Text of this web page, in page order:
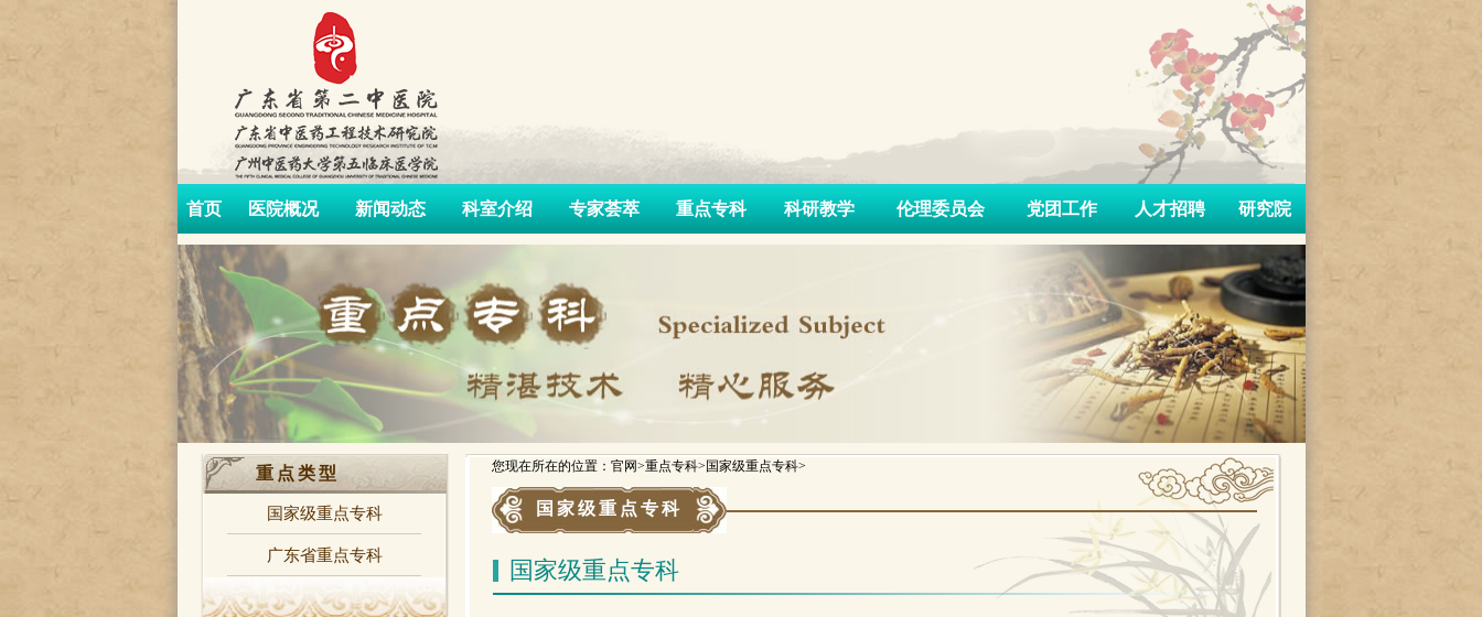
首页 医院概况 新闻动态 科室介绍 专家荟萃 重点专科 科研教学 伦理委员会 党团工作 人才招聘 研究院
重点类型
国家级重点专科
广东省重点专科
您现在所在的位置：官网>重点专科>国家级重点专科>
国家级重点专科
国家级重点专科